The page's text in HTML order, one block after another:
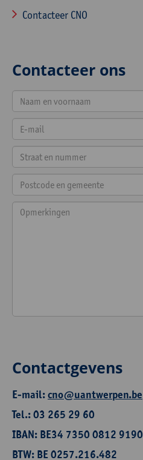
Contacteer CNO
Contacteer ons
Contactgevens
E-mail:cno@uantwerpen.be
Tel.: 03 265 29 60
IBAN: BE34 7350 0812 9190
BTW: BE 0257.216.482